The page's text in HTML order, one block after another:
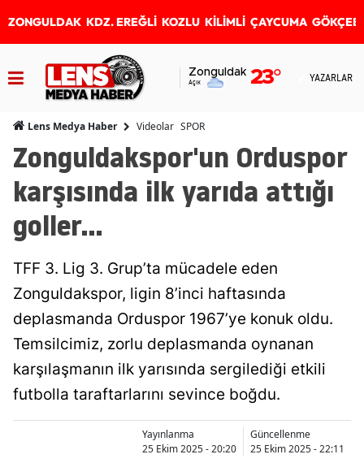
ZONGULDAK KDZ. EREĞLİ KOZLU KİLİMLİ ÇAYCUMA
Zonguldak
Açık 23° YAZARLAR
Lens Medya Haber Videolar SPOR
Zonguldakspor'un Orduspor
karşısında ilk yarıda attığı
goller...
TFF 3. Lig 3. Grup’ta mücadele eden
Zonguldakspor, ligin 8’inci haftasında
deplasmanda Orduspor 1967’ye konuk oldu.
Temsilcimiz, zorlu deplasmanda oynanan
karşılaşmanın ilk yarısında sergilediği etkili
futbolla taraftarlarını sevince boğdu.
Yayınlanma
25 Ekim 2025 - 20:20
Güncellenme
25 Ekim 2025 - 22:11